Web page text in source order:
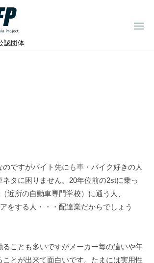
認団体
メ
ですがバイト先にも車・バイク好きの人
ネタに困りません。20年位前の2stに乗っ
近所の自動車専門学校）に通う人、
をする人・・・配達業だからでしょう
ることも多いですがメーカー毎の違いや年
ことが出来て面白いです。たまには実用性